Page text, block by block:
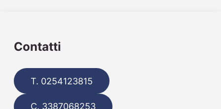
Contatti
T. 0254123815
C. 3387068253